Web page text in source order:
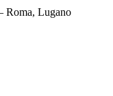
Roma, Lugano